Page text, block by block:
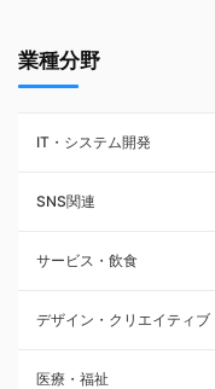
業種分野
IT・システム開発
SNS関連
サービス・飲食
デザイン・クリエイティブ
医療・福祉